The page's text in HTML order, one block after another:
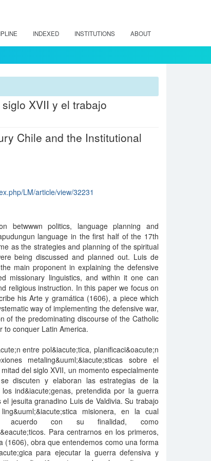
INDEXED INSTITUTIONS ABOUT
XVII y el trabajo
Chile and the Institutional
LM/article/view/32231
betwwwn politics, language planning and
language in the first half of the 17th
as the strategies and planning of the spiritual
being discussed and planned out. Luis de
main proponent in explaining the defensive
missionary linguistics, and within it one can
religious instruction. In this paper we focus on
his Arte y gramática (1606), a piece which
way of implementing the defensive war,
of the predominating discourse of the Catholic
to conquer Latin America.
entre pol&iacute;tica, planificaci&oacute;n
metaling&uuml;&iacute;sticas sobre el
del siglo XVII, un momento especialmente
discuten y elaboran las estrategias de la
ind&iacute;genas, pretendida por la guerra
jesuita granadino Luis de Valdivia. Su trabajo
misionera, en la cual
acuerdo con su finalidad, como
Para centrarnos en los primeros,
(1606), obra que entendemos como una forma
para ejecutar la guerra defensiva y